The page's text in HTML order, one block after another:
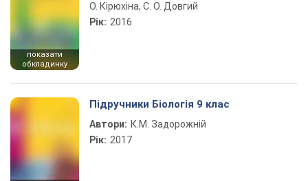
показати
обкладинку
О. Кірюхіна, С. О. Довгий
Рік: 2016
Підручники Біологія 9 клас
Автори: К.М. Задорожній
Рік: 2017